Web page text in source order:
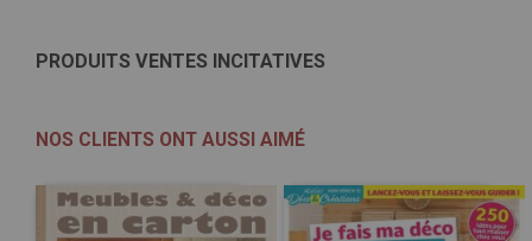
PRODUITS VENTES INCITATIVES
NOS CLIENTS ONT AUSSI AIMÉ